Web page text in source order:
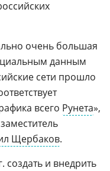
очень большая
данным
сети прошло
всего Рунета»,
Щербаков.
создать и внедрить